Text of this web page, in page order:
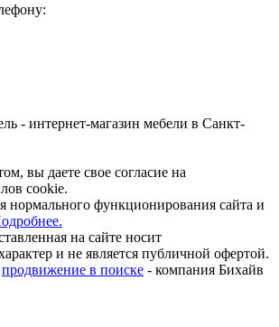
- интернет-магазин мебели в Санкт-
вы даете свое согласие на
cookie.
нормального функционирования сайта и
на сайте носит
и не является публичной офертой.
продвижение в поиске - компания Бихайв